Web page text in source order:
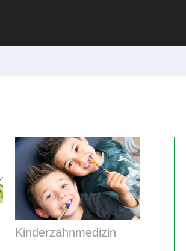
Kinderzahnmedizin